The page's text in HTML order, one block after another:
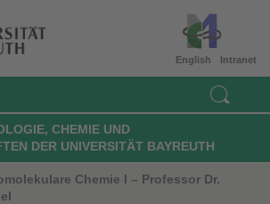
Intranet
English
CHEMIE UND
DER UNIVERSITÄT BAYREUTH
Chemie I – Professor Dr.